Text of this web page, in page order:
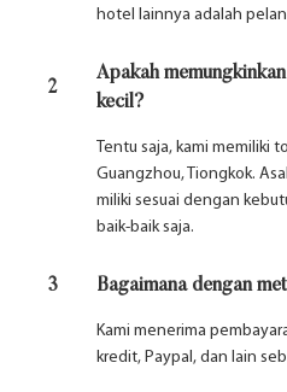
hotel lainnya adalah
2
Apakah
kecil?
Tentu saja, kami memiliki
Guangzhou, Tiongkok.
miliki sesuai dengan
baik-baik saja.
3 Bagaimana dengan
Kami menerima
kredit, Paypal, dan lain